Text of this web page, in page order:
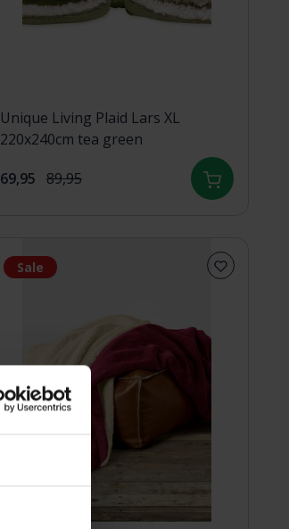
Unique Living Plaid Lars XL
220x240cm tea green
69,95 89,95
Sale